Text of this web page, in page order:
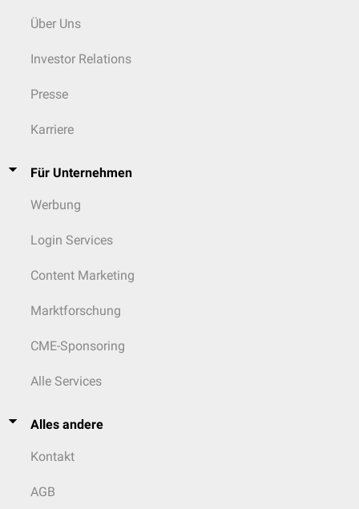
Über Uns
Investor Relations
Presse
Karriere
Für Unternehmen
Werbung
Login Services
Content Marketing
Marktforschung
CME-Sponsoring
Alle Services
Alles andere
Kontakt
AGB